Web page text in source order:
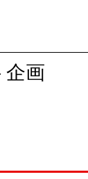
画